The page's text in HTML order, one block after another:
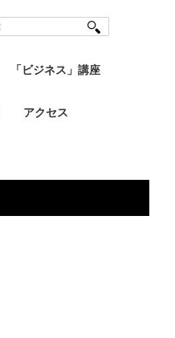
「ビジネス」講座
アクセス